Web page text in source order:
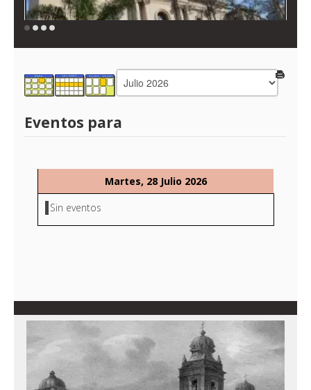
Eventos para
Martes, 28 Julio 2026
Sin eventos